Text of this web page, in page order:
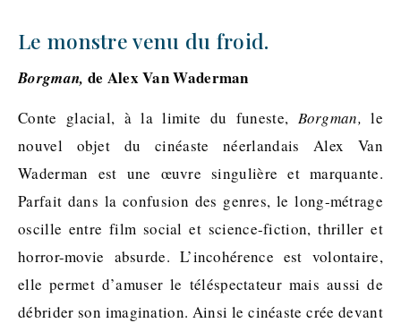
Le monstre venu du froid.
Borgman, de Alex Van Waderman
Conte glacial, à la limite du funeste, Borgman, le
nouvel objet du cinéaste néerlandais Alex Van
Waderman est une œuvre singulière et marquante.
Parfait dans la confusion des genres, le long-métrage
oscille entre film social et science-fiction, thriller et
horror-movie absurde. L’incohérence est volontaire,
elle permet d’amuser le téléspectateur mais aussi de
débrider son imagination. Ainsi le cinéaste crée devant